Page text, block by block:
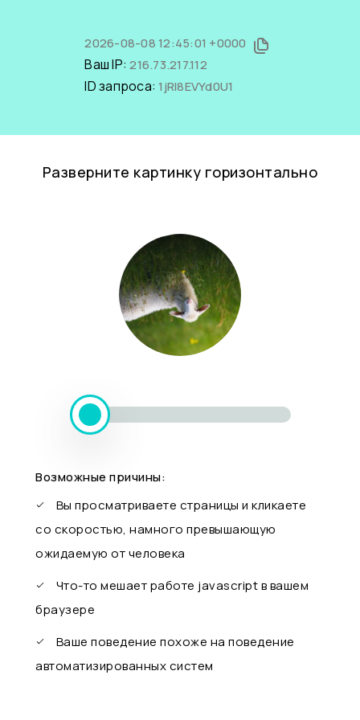
2026-08-08 12:45:01 +0000
Ваш IP:216.73.217.112
ID запроса:1jRI8EVYd0U1
Разверните картинку горизонтально
Возможные причины:
Вы просматриваете страницы и кликаете
со скоростью, намного превышающую
ожидаемую от человека
Что-то мешает работе javascript в вашем
браузере
Ваше поведение похоже на поведение
автоматизированных систем